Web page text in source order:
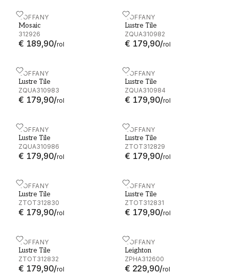
ZOFFANY
Mosaic
312926
€ 189,90/rol
Mosaic - 312926 ZOFFANY
Lustre Tile
ZQUA310982
€ 179,90/rol
Lustre Tile - ZQUA310982
ZOFFANY
Lustre Tile
ZQUA310983
€ 179,90/rol
Lustre Tile - ZQUA310983 ZOFFANY
Lustre Tile
ZQUA310984
€ 179,90/rol
Lustre Tile - ZQUA310984
ZOFFANY
Lustre Tile
ZQUA310986
€ 179,90/rol
Lustre Tile - ZQUA310986 ZOFFANY
Lustre Tile
ZTOT312829
€ 179,90/rol
Lustre Tile - ZTOT312829
ZOFFANY
Lustre Tile
ZTOT312830
€ 179,90/rol
Lustre Tile - ZTOT312830 ZOFFANY
Lustre Tile
ZTOT312831
€ 179,90/rol
Lustre Tile - ZTOT312831
ZOFFANY
Lustre Tile
ZTOT312832
€ 179,90/rol
Lustre Tile - ZTOT312832 ZOFFANY
Leighton
ZPHA312600
€ 229,90/rol
Leighton - ZPHA312600